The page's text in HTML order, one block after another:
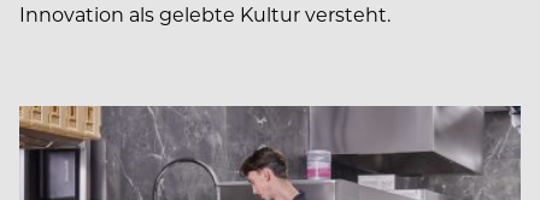
Innovation als gelebte Kultur versteht.